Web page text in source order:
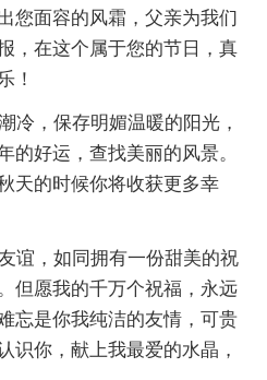
您面容的风霜，父亲为我们
，在这个属于您的节日，真
！
冷，保存明媚温暖的阳光，
的好运，查找美丽的风景。
天的时候你将收获更多幸
谊，如同拥有一份甜美的祝
但愿我的千万个祝福，永远
忘是你我纯洁的友情，可贵
识你，献上我最爱的水晶，